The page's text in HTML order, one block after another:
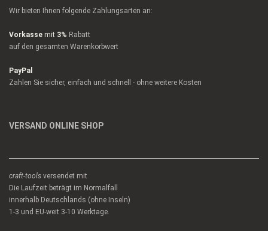
Wir bieten Ihnen folgende Zahlungsarten an:
Vorkasse mit 3% Rabatt
auf den gesamten Warenkorbwert
PayPal
Zahlen Sie sicher, einfach und schnell - ohne weitere Kosten
VERSAND ONLINE SHOP
craft-tools versendet mit
Die Laufzeit beträgt im Normalfall
innerhalb Deutschlands (ohne Inseln)
1-3 und EU-weit 3-10 Werktage.